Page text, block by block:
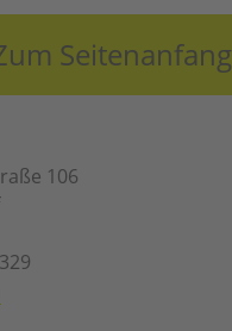
Seitenanfang
106